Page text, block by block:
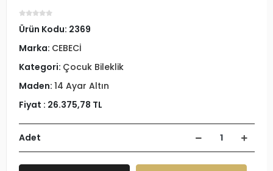
Ürün Kodu: 2369
Marka: CEBECİ
Kategori: Çocuk Bileklik
Maden: 14 Ayar Altın
Fiyat : 26.375,78 TL
Adet